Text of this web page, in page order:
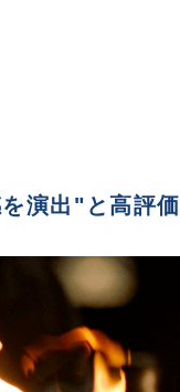
演出"と高評価